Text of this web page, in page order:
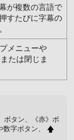
が複数の言語で
すたびに字幕の
メニューや
たは閉じま
ボタン、《赤》ボ
字ボタン、